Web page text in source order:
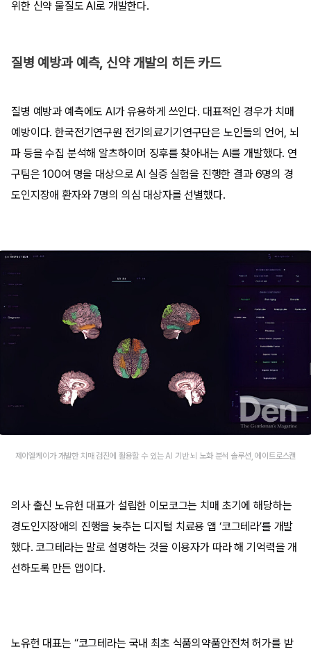
위한 신약 물질도 AI로 개발한다.
질병 예방과 예측, 신약 개발의 히든 카드
질병 예방과 예측에도 AI가 유용하게 쓰인다. 대표적인 경우가 치매
예방이다. 한국전기연구원 전기의료기기연구단은 노인들의 언어, 뇌
파 등을 수집 분석해 알츠하이머 징후를 찾아내는 AI를 개발했다. 연
구팀은 100여 명을 대상으로 AI 실증 실험을 진행한 결과 6명의 경
도인지장애 환자와 7명의 의심 대상자를 선별했다.
제이엘케이가 개발한 치매 검진에 활용할 수 있는 AI 기반 뇌 노화 분석 솔루션, 에이트로스캔
의사 출신 노유헌 대표가 설립한 이모코그는 치매 초기에 해당하는
경도인지장애의 진행을 늦추는 디지털 치료용 앱 ‘코그테라’를 개발
했다. 코그테라는 말로 설명하는 것을 이용자가 따라 해 기억력을 개
선하도록 만든 앱이다.
노유헌 대표는 “코그테라는 국내 최초 식품의약품안전처 허가를 받